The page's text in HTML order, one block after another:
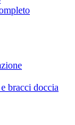
bracci doccia